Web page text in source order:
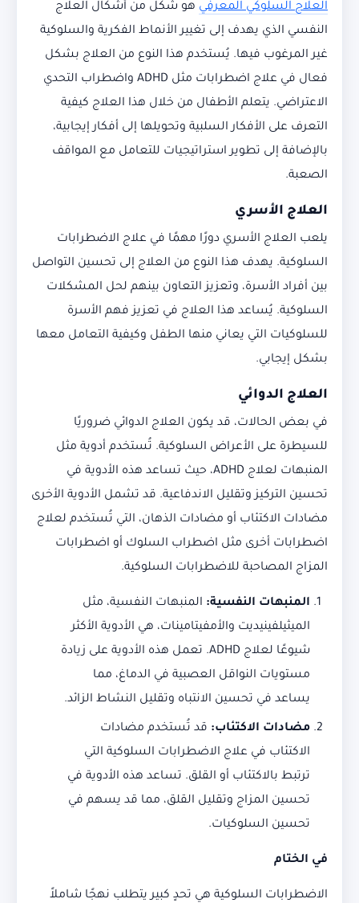
العلاج السلوكي المعرفي هو شكل من أشكال العلاج
النفسي الذي يهدف إلى تغيير الأنماط الفكرية والسلوكية
غير المرغوب فيها. يُستخدم هذا النوع من العلاج بشكل
فعال في علاج اضطرابات مثل ADHD واضطراب التحدي
الاعتراضي. يتعلم الأطفال من خلال هذا العلاج كيفية
التعرف على الأفكار السلبية وتحويلها إلى أفكار إيجابية،
بالإضافة إلى تطوير استراتيجيات للتعامل مع المواقف
الصعبة.
العلاج الأسري
يلعب العلاج الأسري دورًا مهمًا في علاج الاضطرابات
السلوكية. يهدف هذا النوع من العلاج إلى تحسين التواصل
بين أفراد الأسرة، وتعزيز التعاون بينهم لحل المشكلات
السلوكية. يُساعد هذا العلاج في تعزيز فهم الأسرة
للسلوكيات التي يعاني منها الطفل وكيفية التعامل معها
بشكل إيجابي.
العلاج الدوائي
في بعض الحالات، قد يكون العلاج الدوائي ضروريًا
للسيطرة على الأعراض السلوكية. تُستخدم أدوية مثل
المنبهات لعلاج ADHD، حيث تساعد هذه الأدوية في
تحسين التركيز وتقليل الاندفاعية. قد تشمل الأدوية الأخرى
مضادات الاكتئاب أو مضادات الذهان، التي تُستخدم لعلاج
اضطرابات أخرى مثل اضطراب السلوك أو اضطرابات
المزاج المصاحبة للاضطرابات السلوكية.
المنبهات النفسية: المنبهات النفسية، مثل
الميثيلفينيديت والأمفيتامينات، هي الأدوية الأكثر
شيوعًا لعلاج ADHD. تعمل هذه الأدوية على زيادة
مستويات النواقل العصبية في الدماغ، مما
يساعد في تحسين الانتباه وتقليل النشاط الزائد.
مضادات الاكتئاب: قد تُستخدم مضادات
الاكتئاب في علاج الاضطرابات السلوكية التي
ترتبط بالاكتئاب أو القلق. تساعد هذه الأدوية في
تحسين المزاج وتقليل القلق، مما قد يسهم في
تحسين السلوكيات.
في الختام
الاضطرابات السلوكية هي تحدٍ كبير يتطلب نهجًا شاملاً